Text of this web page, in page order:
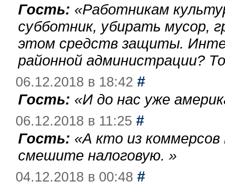
Гость: «Работникам
субботник, убирать мусор,
этом средств защиты.
районной администрации?
06.12.2018 в 18:42 #
Гость: «И до нас уже
06.12.2018 в 11:25 #
Гость: «А кто из
смешите налоговую. »
04.12.2018 в 00:48 #